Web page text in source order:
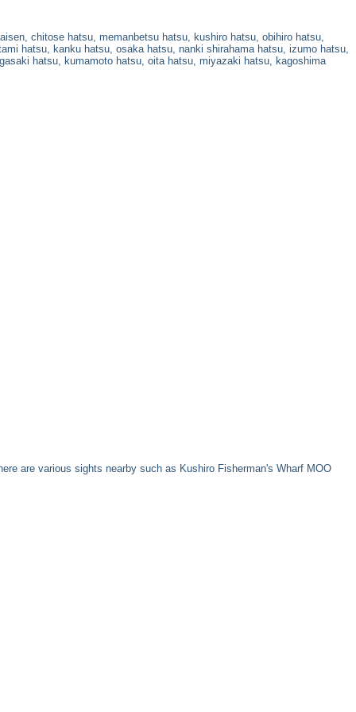
chitose hatsu, memanbetsu hatsu, kushiro hatsu, obihiro hatsu,
hatsu, kanku hatsu, osaka hatsu, nanki shirahama hatsu, izumo hatsu,
hatsu, kumamoto hatsu, oita hatsu, miyazaki hatsu, kagoshima
are various sights nearby such as Kushiro Fisherman's Wharf MOO